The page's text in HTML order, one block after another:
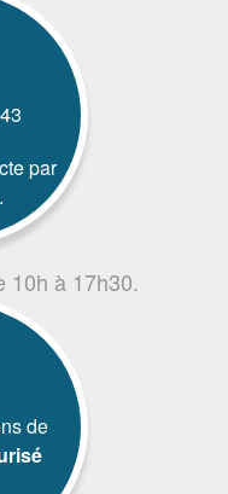
par
10h à 17h30.
de